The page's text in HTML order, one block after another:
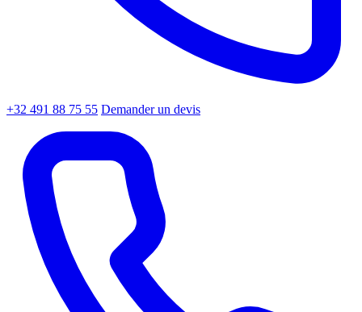
+32 491 88 75 55 Demander un devis